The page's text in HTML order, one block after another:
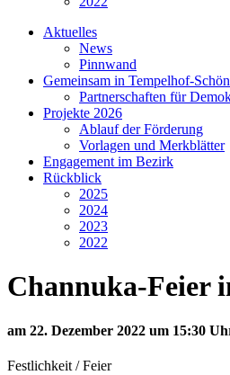
Aktuelles
News
Pinnwand
Gemeinsam in Tempelhof-
Partnerschaften für
Projekte 2026
Ablauf der Förderung
Vorlagen und Merkblätter
Engagement im Bezirk
Rückblick
2025
2024
2023
2022
Channuka-Feier
am 22. Dezember 2022 um 15:30
Festlichkeit / Feier